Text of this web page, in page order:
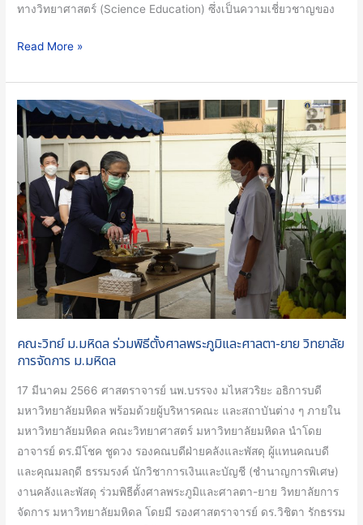
ทางวิทยาศาสตร์ (Science Education) ซึ่งเป็นความเชี่ยวชาญของ
Read More »
คณะวิทย์ ม.มหิดล ร่วมพิธีตั้งศาลพระภูมิและศาลตา-ยาย วิทยาลัย
การจัดการ ม.มหิดล
17 มีนาคม 2566 ศาสตราจารย์ นพ.บรรจง มไหสวริยะ อธิการบดี
มหาวิทยาลัยมหิดล พร้อมด้วยผู้บริหารคณะ และสถาบันต่าง ๆ ภายใน
มหาวิทยาลัยมหิดล คณะวิทยาศาสตร์ มหาวิทยาลัยมหิดล นำโดย
อาจารย์ ดร.มีโชค ชูดวง รองคณบดีฝ่ายคลังและพัสดุ ผู้แทนคณบดี
และคุณมลฤดี ธรรมรงค์ นักวิชาการเงินและบัญชี (ชำนาญการพิเศษ)
งานคลังและพัสดุ ร่วมพิธีตั้งศาลพระภูมิและศาลตา-ยาย วิทยาลัยการ
จัดการ มหาวิทยาลัยมหิดล โดยมี รองศาสตราจารย์ ดร.วิชิตา รักธรรม
คณะ
วิทย์
ม.มหิดล
ร่วม
พิธี
ตั้ง
ศาล
พระภูมิ
และ
ศาล
ตา-
วิทยาลัย
จัดการ
ม.มหิดล